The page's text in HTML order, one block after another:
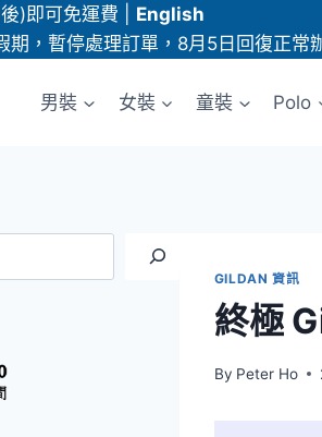
)即可免運費
English
期，暫停處理訂單，8月5日回復正常
男裝 女裝 童裝 Polo
GILDAN 資訊
終極
By Peter Ho